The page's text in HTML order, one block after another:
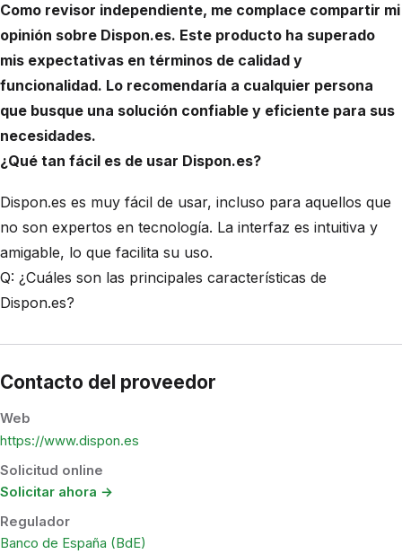
Como revisor independiente, me complace compartir mi
opinión sobre Dispon.es. Este producto ha superado
mis expectativas en términos de calidad y
funcionalidad. Lo recomendaría a cualquier persona
que busque una solución confiable y eficiente para sus
necesidades.
¿Qué tan fácil es de usar Dispon.es?
Dispon.es es muy fácil de usar, incluso para aquellos que
no son expertos en tecnología. La interfaz es intuitiva y
amigable, lo que facilita su uso.
Q: ¿Cuáles son las principales características de
Dispon.es?
Contacto del proveedor
Web
https://www.dispon.es
Solicitud online
Solicitar ahora →
Regulador
Banco de España (BdE)